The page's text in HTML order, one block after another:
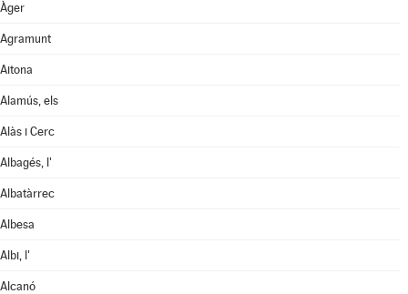
Àger
Agramunt
Aitona
Alamús, els
Alàs i Cerc
Albagés, l'
Albatàrrec
Albesa
Albi, l'
Alcanó